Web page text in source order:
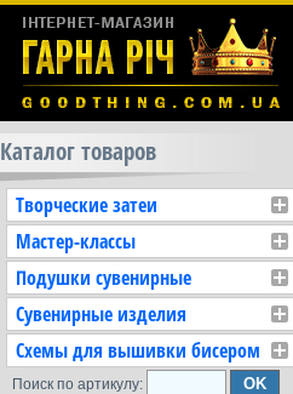
Каталог товаров
Творческие затеи
Мастер-классы
Подушки сувенирные
Сувенирные изделия
Схемы для вышивки бисером
Поиск по артикулу: